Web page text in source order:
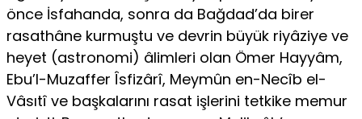
önce İsfahanda, sonra da Bağdad’da birer
rasathâne kurmuştu ve devrin büyük riyâziye ve
heyet (astronomi) âlimleri olan Ömer Hayyâm,
Ebu’l-Muzaffer Îsfizârî, Meymûn en-Necîb el-
Vâsıtî ve başkalarını rasat işlerini tetkike memur